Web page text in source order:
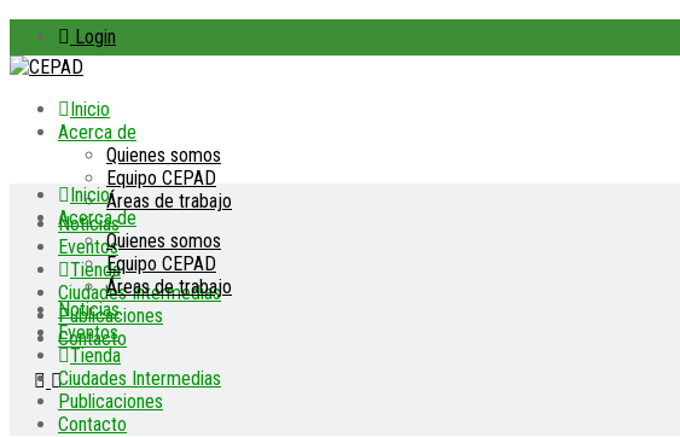
Login
Inicio
Acerca de
Quienes somos
Equipo CEPAD
Áreas de trabajo
Noticias
Eventos
Tienda
Ciudades Intermedias
Publicaciones
Contacto
Inicio
Acerca de
Quienes somos
Equipo CEPAD
Áreas de trabajo
Noticias
Eventos
Tienda
Ciudades Intermedias
Publicaciones
Contacto